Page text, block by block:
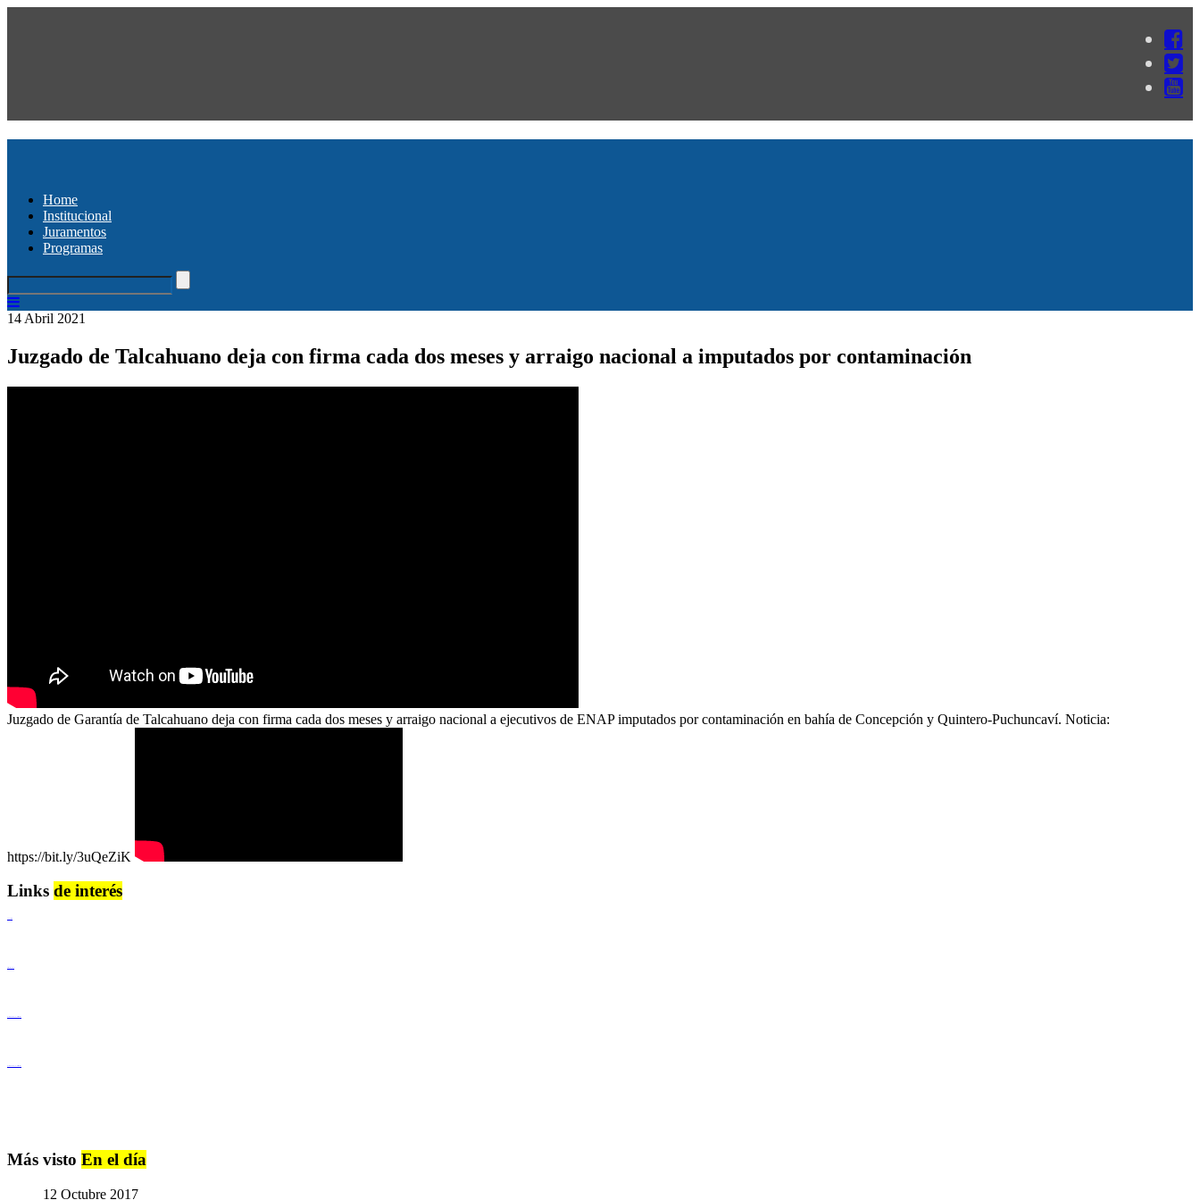
Home
Institucional
Juramentos
Programas
14 Abril 2021
Juzgado de Talcahuano deja con firma cada dos meses y arraigo nacional a imputados por contaminación
Juzgado de Garantía de Talcahuano deja con firma cada dos meses y arraigo nacional a ejecutivos de ENAP imputados por contaminación en bahía de Concepción y Quintero-Puchuncaví. Noticia:
https://bit.ly/3uQeZiK
Links de interés
Más visto En el día
12 Octubre 2017